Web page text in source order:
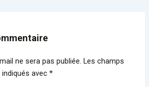
ne sera pas publiée. Les champs
avec*